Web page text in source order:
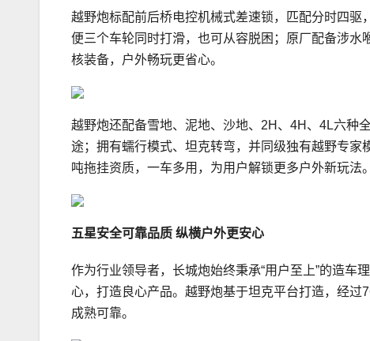
越野炮标配前后桥电控机械式差速锁，匹配分时四
便三个车轮同时打滑，也可从容脱困；原厂配备涉
核装备，户外畅玩更省心。
越野炮还配备雪地、泥地、沙地、2H、4H、4L六种
途；拥有蠕行模式、坦克转弯，并同级独有越野专
吨拖挂资质，一车多用，为用户解锁更多户外新玩法。
五星安全可靠品质 纵横户外更安心
作为行业领导者，长城炮始终秉承“用户至上”的造车
心，打造良心产品。越野炮基于坦克平台打造，经
成熟可靠。